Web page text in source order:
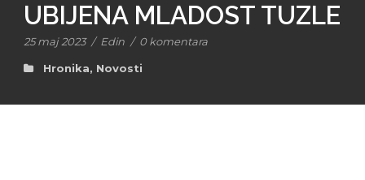
UBIJENA MLADOST TUZLE
25 maj 2023 / Edin / 0 komentara
Hronika, Novosti